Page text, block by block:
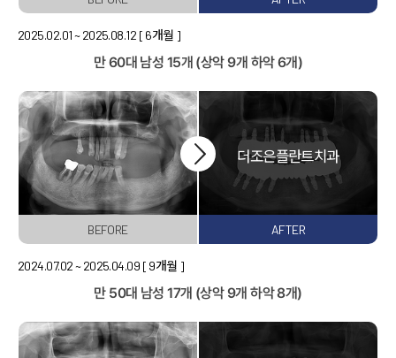
치료 후에는?
전후사진
커뮤니티
온라인상담
공지사항
자주 묻는 질문
치과소개
더조은플란트의 특별함
치아교정
턱관절
2025.02.01 ~ 2025.08.12 [ 6개월 ]
만 60대 남성 15개 (상악 9개 하악 6개)
BEFORE AFTER
2024.07.02 ~ 2025.04.09 [ 9개월 ]
만 50대 남성 17개 (상악 9개 하악 8개)